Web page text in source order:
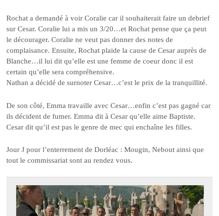
Rochat a demandé à voir Coralie car il souhaiterait faire un debrief
sur Cesar. Coralie lui a mis un 3/20…et Rochat pense que ça peut
le décourager. Coralie ne veut pas donner des notes de
complaisance. Ensuite, Rochat plaide la cause de Cesar auprès de
Blanche…il lui dit qu’elle est une femme de coeur donc il est
certain qu’elle sera compréhensive.
Nathan a décidé de surnoter Cesar…c’est le prix de la tranquillité.
De son côté, Emma travaille avec Cesar…enfin c’est pas gagné car
ils décident de fumer. Emma dit à Cesar qu’elle aime Baptiste.
Cesar dit qu’il est pas le genre de mec qui enchaîne les filles.
Jour J pour l’enterrement de Dorléac : Mougin, Nebout ainsi que
tout le commissariat sont au rendez vous.